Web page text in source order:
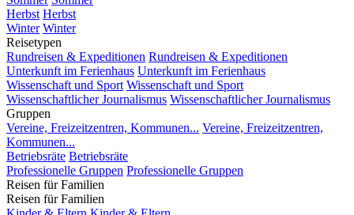
Herbst Herbst
Winter Winter
Reisetypen
Rundreisen & Expeditionen Rundreisen & Expeditionen
Unterkunft im Ferienhaus Unterkunft im Ferienhaus
Wissenschaft und Sport Wissenschaft und Sport
Wissenschaftlicher Journalismus Wissenschaftlicher Journalismus
Gruppen
Vereine, Freizeitzentren, Kommunen... Vereine, Freizeitzentren,
Kommunen...
Betriebsräte Betriebsräte
Professionelle Gruppen Professionelle Gruppen
Reisen für Familien
Reisen für Familien